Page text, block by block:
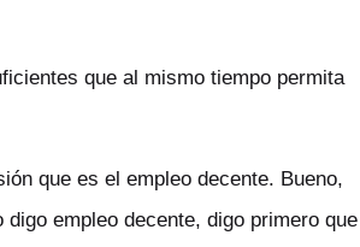
que al mismo tiempo permita
que es el empleo decente. Bueno,
empleo decente, digo primero que